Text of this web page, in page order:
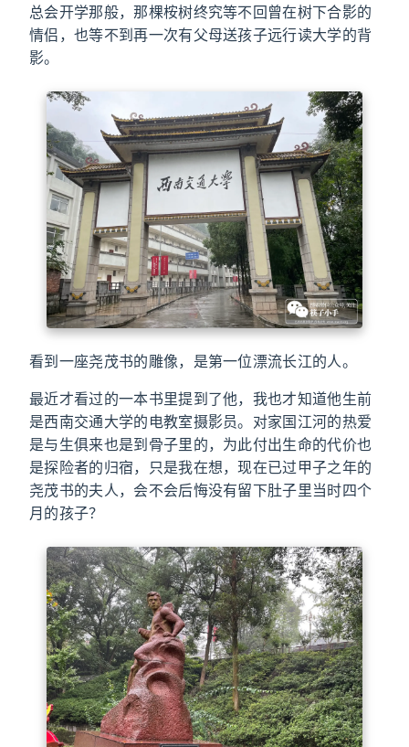
总会开学那般，那棵桉树终究等不回曾在树下合影的
情侣，也等不到再一次有父母送孩子远行读大学的背
影。
看到一座尧茂书的雕像，是第一位漂流长江的人。
最近才看过的一本书里提到了他，我也才知道他生前
是西南交通大学的电教室摄影员。对家国江河的热爱
是与生俱来也是到骨子里的，为此付出生命的代价也
是探险者的归宿，只是我在想，现在已过甲子之年的
尧茂书的夫人，会不会后悔没有留下肚子里当时四个
月的孩子？